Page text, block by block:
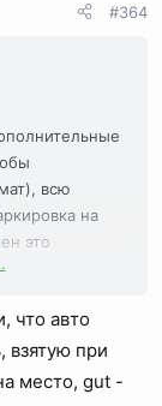
#364
всю
на
это
машина
Fahrzeug
sich um
in
что авто
взятую при
место, gut -